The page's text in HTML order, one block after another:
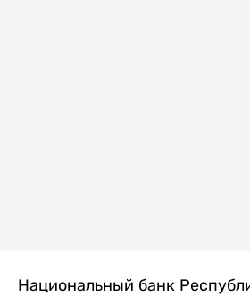
Национальный банк